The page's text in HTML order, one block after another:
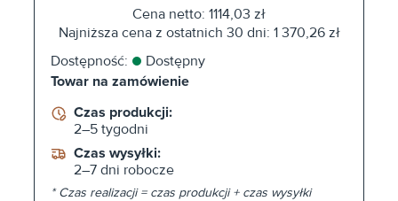
Cena netto: 1114,03 zł
Najniższa cena z ostatnich 30 dni: 1 370,26 zł
Dostępność:
Dostępny
Towar na zamówienie
Czas produkcji:
2–5 tygodni
Czas wysyłki:
2–7 dni robocze
* Czas realizacji = czas produkcji + czas wysyłki